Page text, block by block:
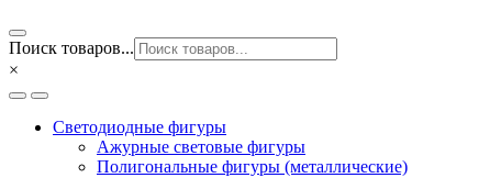
Поиск товаров...
×
Светодиодные фигуры
Ажурные световые фигуры
Полигональные фигуры (металлические)